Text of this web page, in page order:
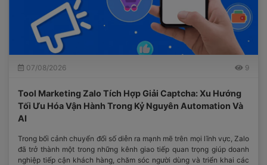
07/08/2026 9
Tool Marketing Zalo Tích Hợp Giải Captcha: Xu Hướng
Tối Ưu Hóa Vận Hành Trong Kỷ Nguyên Automation Và
AI
Trong bối cảnh chuyển đổi số diễn ra mạnh mẽ trên mọi lĩnh vực, Zalo
đã trở thành một trong những kênh giao tiếp quan trọng giúp doanh
nghiệp tiếp cận khách hàng, chăm sóc người dùng và triển khai các